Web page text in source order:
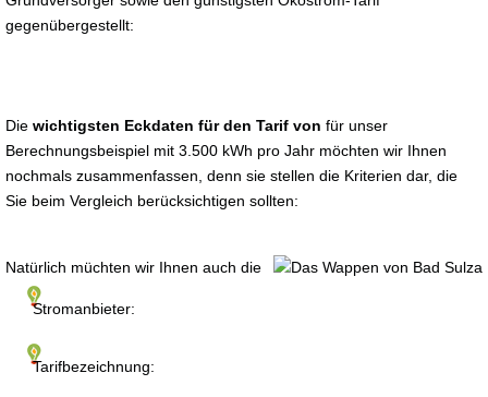
gegenübergestellt:
Die wichtigsten Eckdaten für den Tarif von für unser
Berechnungsbeispiel mit 3.500 kWh pro Jahr möchten wir Ihnen
nochmals zusammenfassen, denn sie stellen die Kriterien dar, die
Sie beim Vergleich berücksichtigen sollten:
Stromanbieter:
Tarifbezeichnung:
Natürlich müchten wir Ihnen auch die